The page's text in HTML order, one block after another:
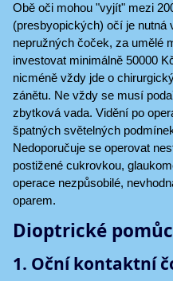
Obě oči mohou "vyjít" mezi
(presbyopických) očí je nutná
nepružných čoček, za umělé
investovat minimálně 50000
nicméně vždy jde o
zánětu. Ne vždy se musí
zbytková vada. Vidění po
špatných světelných
Nedoporučuje se operovat
postižené cukrovkou,
operace nezpůsobilé,
oparem.
Dioptrické
1. Oční kontaktní